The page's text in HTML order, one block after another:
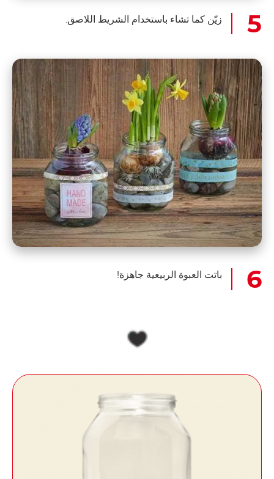
زيّن كما تشاء باستخدام الشريط اللاصق.
باتت العبوة الربيعية جاهزة!